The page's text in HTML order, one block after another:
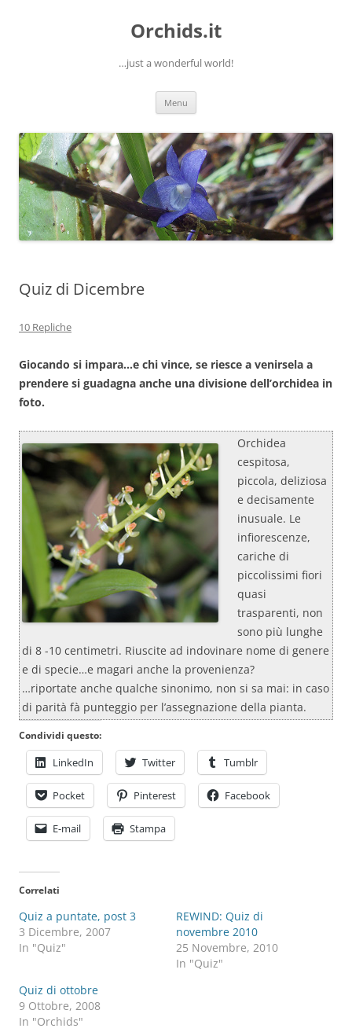
Orchids.it
…just a wonderful world!
Menu
Quiz di Dicembre
10 Repliche
Giocando si impara…e chi vince, se riesce a venirsela a
prendere si guadagna anche una divisione dell’orchidea in
foto.
Orchidea
cespitosa,
piccola, deliziosa
e decisamente
inusuale. Le
infiorescenze,
cariche di
piccolissimi fiori
quasi
trasparenti, non
sono più lunghe
di 8 -10 centimetri. Riuscite ad indovinare nome di genere
e di specie…e magari anche la provenienza?
…riportate anche qualche sinonimo, non si sa mai: in caso
di parità fà punteggio per l’assegnazione della pianta.
Condividi questo:
LinkedIn Twitter Tumblr
Pocket Pinterest Facebook
E-mail Stampa
Correlati
Quiz a puntate, post 3
3 Dicembre, 2007
In "Quiz"
REWIND: Quiz di
novembre 2010
25 Novembre, 2010
In "Quiz"
Quiz di ottobre
9 Ottobre, 2008
In "Orchids"